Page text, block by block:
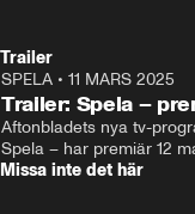
Trailer
SPELA • 11 MARS 2025
Trailer: Spela –
Aftonbladets nya tv-
Spela – har premiär 12
Missa inte det här